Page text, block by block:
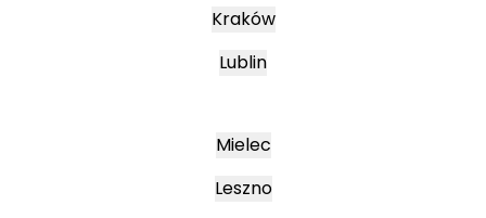
Kraków
Lublin
Mielec
Leszno